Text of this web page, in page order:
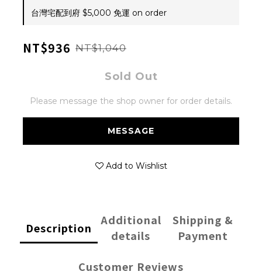
台灣宅配到府 $5,000 免運 on order
NT$936 NT$1,040
Sold Out
Please message the shop owner for order details.
MESSAGE
Add to Wishlist
Description
Additional
details
Shipping &
Payment
Customer Reviews